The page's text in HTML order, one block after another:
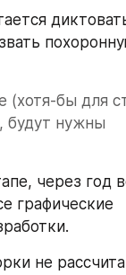
(хотя-бы для
будут нужны
через год
графические
не